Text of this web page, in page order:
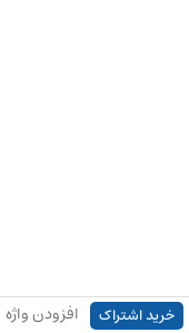
خرید اشتراک افزودن واژه